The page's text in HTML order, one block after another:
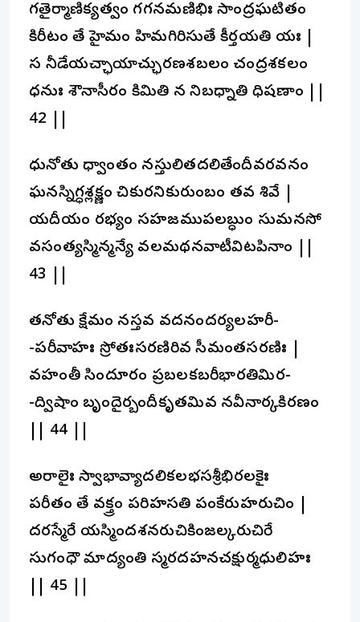
గతైర్మాణిక్యత్వం గగనమణిభిః సాంద్రఘటితం
కిరీటం తే హైమం హిమగిరిసుతే కీర్తయతి యః |
స నీడేయచ్ఛాయాచ్ఛురణశబలం చంద్రశకలం
ధనుః శౌనాసీరం కిమితి న నిబధ్నాతి ధిషణాం ||
42 ||
ధునోతు ధ్వాంతం నస్తులితదలితేందీవరవనం
ఘనస్నిగ్ధశ్లక్ష్ణం చికురనికురుంబం తవ శివే |
యదీయం సౌరభ్యం సహజముపలబ్ధుం సుమనసో
వసంత్యస్మిన్మన్యే వలమథనవాటీవిటపినాం ||
43 ||
తనోతు క్షేమం నస్తవ వదనసౌందర్యలహరీ-
-పరీవాహః స్రోతఃసరణిరివ సీమంతసరణిః |
వహంతీ సిందూరం ప్రబలకబరీభారతిమిర-
-ద్విషాం బృందైర్బందీకృతమివ నవీనార్కకిరణం
|| 44 ||
అరాలైః స్వాభావ్యాదలికలభసశ్రీభిరలకైః
పరీతం తే వక్త్రం పరిహసతి పంకేరుహరుచిం |
దరస్మేరే యస్మిందశనరుచికింజల్కరుచిరే
సుగంధౌ మాద్యంతి స్మరదహనచక్షుర్మధులిహః
|| 45 ||